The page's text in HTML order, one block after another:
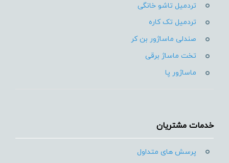
تردمیل تاشو خانگی
تردمیل تک کاره
صندلی ماساژور بن کر
تخت ماساژ برقی
ماساژور پا
خدمات مشتریان
پرسش های متداول